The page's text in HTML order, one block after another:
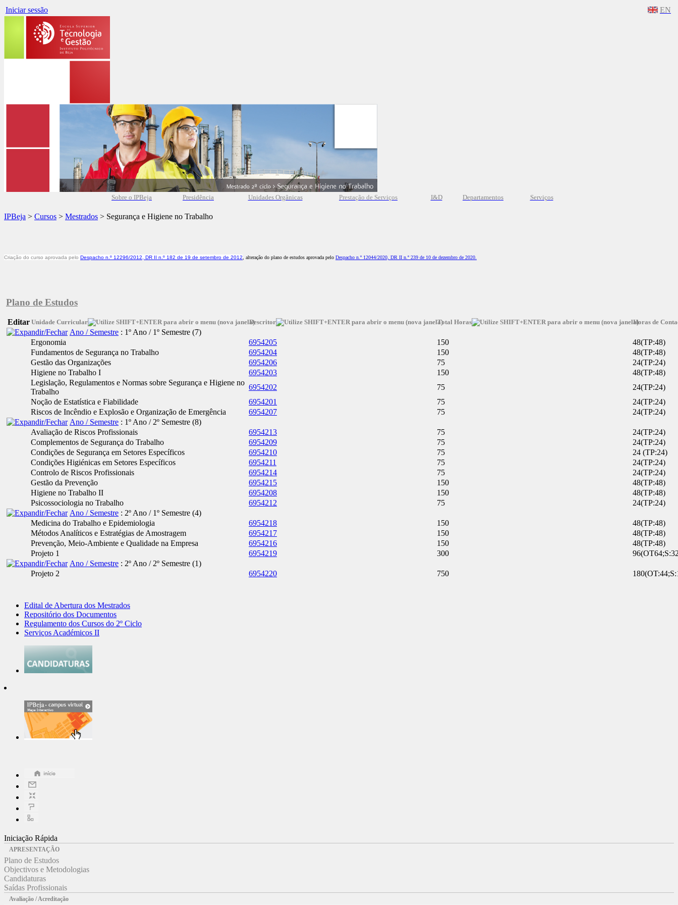
Iniciar sessão EN
Sobre o IPBeja Presidência Unidades Orgânicas Prestação de Serviços I&D Departamentos Serviços
IPBeja > Cursos > Mestrados > Segurança e Higiene no Trabalho
Criação do curso aprovada pelo Despacho n.º 12296/2012, DR II n.º 182 de 19 de setembro de 2012 , alteração do plano de estudos aprovada pelo Despacho n.º 12044/2020, DR II n.º 239 de 10 de dezembro de 2020.
Plano de Estudos
Editar Unidade Curricular Descritor Total Horas Horas de
Ano / Semestre : 1º Ano / 1º Semestre ‎(7)
Ergonomia
6954205 150
48(TP:48)
Fundamentos de Segurança no Trabalho
6954204 150
48(TP:48)
Gestão das Organizações
6954206 75
24(TP:24)
Higiene no Trabalho I
6954203 150
48(TP:48)
Legislação, Regulamentos e Normas sobre Segurança e Higiene no
Trabalho
6954202 75
24(TP:24)
Noção de Estatística e Fiabilidade
6954201 75
24(TP:24)
Riscos de Incêndio e Explosão e Organização de Emergência
6954207 75
24(TP:24)
Ano / Semestre : 1º Ano / 2º Semestre ‎(8)
Avaliação de Riscos Profissionais
6954213 75
24(TP:24)
Complementos de Segurança do Trabalho
6954209 75
24(TP:24)
Condições de Segurança em Setores Específicos
6954210 75
24 (TP:24)
Condições Higiénicas em Setores Específicos
6954211 75
24(TP:24)
Controlo de Riscos Profissionais
6954214 75
24(TP:24)
Gestão da Prevenção
6954215 150
48(TP:48)
Higiene no Trabalho II
6954208 150
48(TP:48)
Psicossociologia no Trabalho
6954212 75
24(TP:24)
Ano / Semestre : 2º Ano / 1º Semestre ‎(4)
Medicina do Trabalho e Epidemiologia
6954218 150
48(TP:48)
Métodos Analíticos e Estratégias de Amostragem
6954217 150
48(TP:48)
Prevenção, Meio-Ambiente e Qualidade na Empresa
6954216 150
48(TP:48)
Projeto 1
6954219 300
Ano / Semestre : 2º Ano / 2º Semestre ‎(1)
Projeto 2
6954220 750
Edital de Abertura dos Mestrados
Repositório dos Documentos
Regulamento dos Cursos do 2º Ciclo
Serviços Académicos II
Iniciação Rápida
APRESENTAÇÃO
Plano de Estudos
Objectivos e Metodologias
Candidaturas
Saídas Profissionais
Avaliação / Acreditação